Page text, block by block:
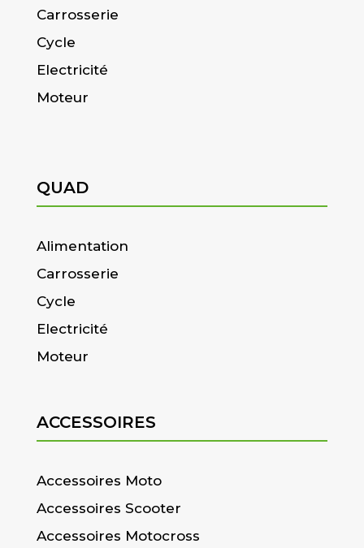
Carrosserie
Cycle
Electricité
Moteur
QUAD
Alimentation
Carrosserie
Cycle
Electricité
Moteur
ACCESSOIRES
Accessoires Moto
Accessoires Scooter
Accessoires Motocross